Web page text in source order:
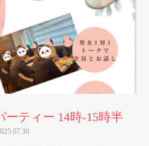
ーティー 14時-15時半